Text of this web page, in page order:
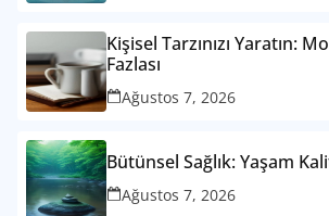
Kişisel Tarzınızı Yaratın:
Fazlası
Ağustos 7, 2026
Bütünsel Sağlık: Yaşam
Ağustos 7, 2026